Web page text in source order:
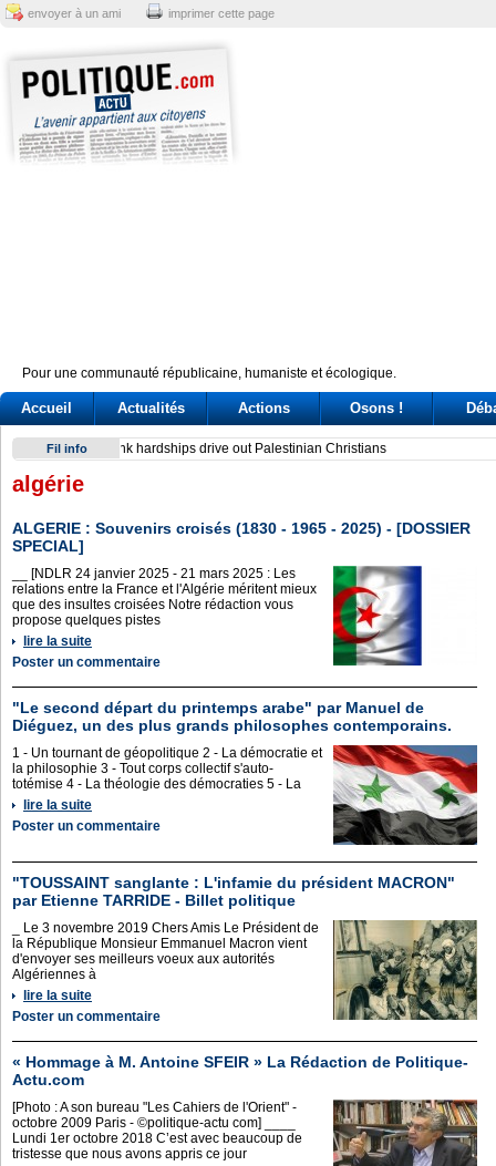
envoyer à un ami imprimer cette page
Pour une communauté républicaine, humaniste et écologique.
Accueil Actualités Actions Osons !
Fil info Sindicato italiano lleva a Cuba su solidaridad en centenario
algérie
ALGERIE : Souvenirs croisés (1830 - 1965 - 2025) - [DOSSIER
SPECIAL]
__ [NDLR 24 janvier 2025 - 21 mars 2025 : Les
relations entre la France et l'Algérie méritent mieux
que des insultes croisées Notre rédaction vous
propose quelques pistes
lire la suite
Poster un commentaire
"Le second départ du printemps arabe" par Manuel de
Diéguez, un des plus grands philosophes contemporains.
1 - Un tournant de géopolitique 2 - La démocratie et
la philosophie 3 - Tout corps collectif s'auto-
totémise 4 - La théologie des démocraties 5 - La
lire la suite
Poster un commentaire
"TOUSSAINT sanglante : L'infamie du président MACRON"
par Etienne TARRIDE - Billet politique
_ Le 3 novembre 2019 Chers Amis Le Président de
la République Monsieur Emmanuel Macron vient
d'envoyer ses meilleurs voeux aux autorités
Algériennes à
lire la suite
Poster un commentaire
« Hommage à M. Antoine SFEIR » La Rédaction de Politique-
Actu.com
[Photo : A son bureau "Les Cahiers de l'Orient" -
octobre 2009 Paris - ©politique-actu com] ____
Lundi 1er octobre 2018 C’est avec beaucoup de
tristesse que nous avons appris ce jour